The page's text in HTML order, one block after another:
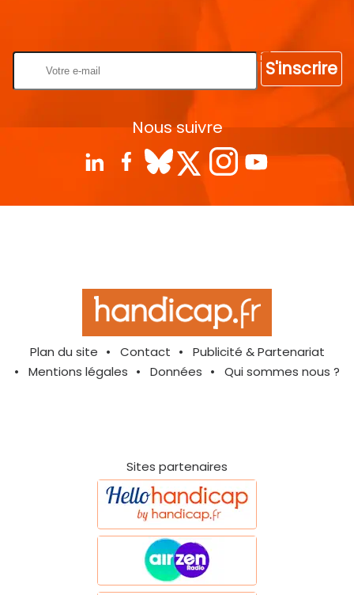
S'inscrire
Nous suivre
Plan du site Contact
Publicité & Partenariat
Mentions légales
Données Qui sommes nous ?
Sites partenaires